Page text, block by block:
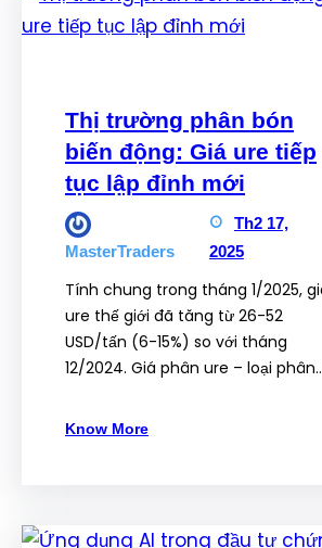
Thị trường phân bón
biến động: Giá ure tiếp
tục lập đỉnh mới
MasterTraders
Th2 17,
2025
Tính chung trong tháng 1/2025,
ure thế giới đã tăng từ 26-52
USD/tấn (6-15%) so với tháng
12/2024. Giá phân ure – loại
Know More